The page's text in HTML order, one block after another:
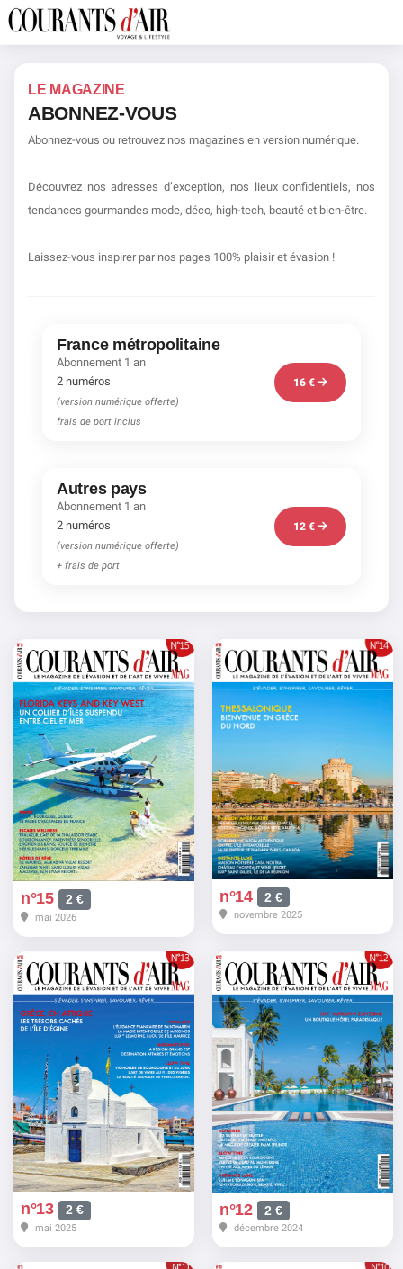
LE MAGAZINE
ABONNEZ-VOUS
Abonnez-vous ou retrouvez nos magazines en version numérique.
Découvrez nos adresses d’exception, nos lieux confidentiels, nos
tendances gourmandes mode, déco, high-tech, beauté et bien-être.
Laissez-vous inspirer par nos pages 100% plaisir et évasion !
France métropolitaine
Abonnement 1 an
2 numéros
(version numérique offerte)
frais de port inclus
16 €
Autres pays
Abonnement 1 an
2 numéros
(version numérique offerte)
+ frais de port
12 €
n°15 2 €
mai 2026
n°14 2 €
novembre 2025
n°13 2 €
mai 2025
n°12 2 €
décembre 2024